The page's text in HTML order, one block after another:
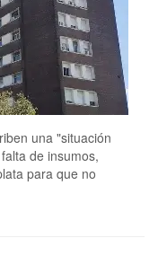
una "situación
de insumos,
para que no